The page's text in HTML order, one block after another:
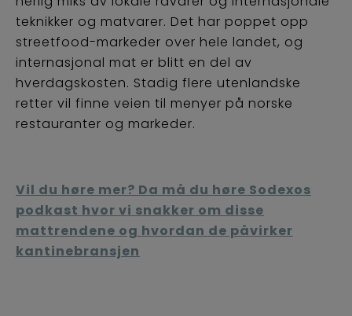
teknikker og matvarer. Det har poppet opp
streetfood-markeder over hele landet, og
internasjonal mat er blitt en del av
hverdagskosten. Stadig flere utenlandske
retter vil finne veien til menyer på norske
restauranter og markeder.
Vil du høre mer? Da må du høre Sodexos
podkast hvor vi snakker om disse
mattrendene og hvordan de påvirker
kantinebransjen